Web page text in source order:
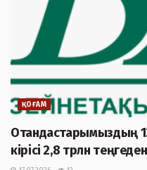
ҚОҒАМ
Отандастарымыздың
кірісі 2,8 трлн